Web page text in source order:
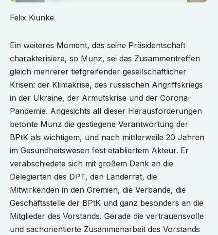
Felix Kiunke
Ein weiteres Moment, das seine Präsidentschaft
charakterisiere, so Munz, sei das Zusammentreffen
gleich mehrerer tiefgreifender gesellschaftlicher
Krisen: der Klimakrise, des russischen Angriffskriegs
in der Ukraine, der Armutskrise und der Corona-
Pandemie. Angesichts all dieser Herausforderungen
betonte Munz die gestiegene Verantwortung der
BPtK als wichtigem, und nach mittlerweile 20 Jahren
im Gesundheitswesen fest etabliertem Akteur. Er
verabschiedete sich mit großem Dank an die
Delegierten des DPT, den Länderrat, die
Mitwirkenden in den Gremien, die Verbände, die
Geschäftsstelle der BPtK und ganz besonders an die
Mitglieder des Vorstands. Gerade die vertrauensvolle
und sachorientierte Zusammenarbeit des Vorstands